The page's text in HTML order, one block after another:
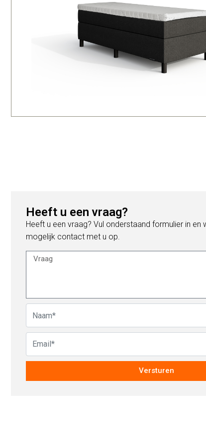
Heeft u een vraag?
Heeft u een vraag? Vul onderstaand formulier in en
mogelijk contact met u op.
Versturen